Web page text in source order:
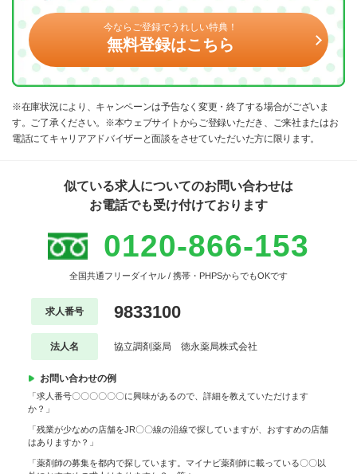
今ならご登録でうれしい特典！
無料登録はこちら
※在庫状況により、キャンペーンは予告なく変更・終了する場合がございま
す。ご了承ください。※本ウェブサイトからご登録いただき、ご来社またはお
電話にてキャリアアドバイザーと面談をさせていただいた方に限ります。
似ている求人についてのお問い合わせは
お電話でも受け付けております
0120-866-153
全国共通フリーダイヤル / 携帯・PHPSからでもOKです
求人番号 9833100
法人名 協立調剤薬局 徳永薬局株式会社
お問い合わせの例
「求人番号〇〇〇〇〇〇に興味があるので、詳細を教えていただけます
か？」
「残業が少なめの店舗をJR〇〇線の沿線で探していますが、おすすめの店舗
はありますか？」
「薬剤師の募集を都内で探しています。マイナビ薬剤師に載っている〇〇以